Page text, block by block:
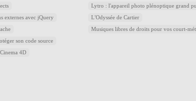
externes avec jQuery
son code source
4D
Lytro : l'appareil photo plénoptique grand
L'Odyssée de Cartier
Musiques libres de droits pour vos court-